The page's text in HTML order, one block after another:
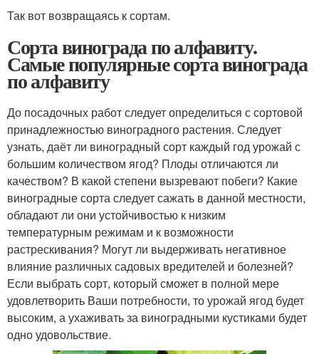
Так вот возвращаясь к сортам.
Сорта винограда по алфавиту.
Самые популярные сорта винограда
по алфавиту
До посадочных работ следует определиться с сортовой
принадлежностью виноградного растения. Следует
узнать, даёт ли виноградный сорт каждый год урожай с
большим количеством ягод? Плоды отличаются ли
качеством? В какой степени вызревают побеги? Какие
виноградные сорта следует сажать в данной местности,
обладают ли они устойчивостью к низким
температурным режимам и к возможности
растрескивания? Могут ли выдерживать негативное
влияние различных садовых вредителей и болезней?
Если выбрать сорт, который сможет в полной мере
удовлетворить Ваши потребности, то урожай ягод будет
высоким, а ухаживать за виноградными кустиками будет
одно удовольствие.